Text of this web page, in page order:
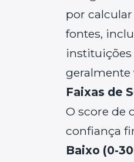
por
fontes,
instituições
geralmente
Faixas de
O score de
confiança
Baixo (0-